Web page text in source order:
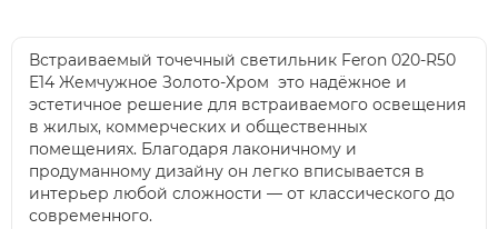
Встраиваемый точечный светильник Feron 020-R50
E14 Жемчужное Золото-Хром это надёжное и
эстетичное решение для встраиваемого освещения
в жилых, коммерческих и общественных
помещениях. Благодаря лаконичному и
продуманному дизайну он легко вписывается в
интерьер любой сложности — от классического до
современного.